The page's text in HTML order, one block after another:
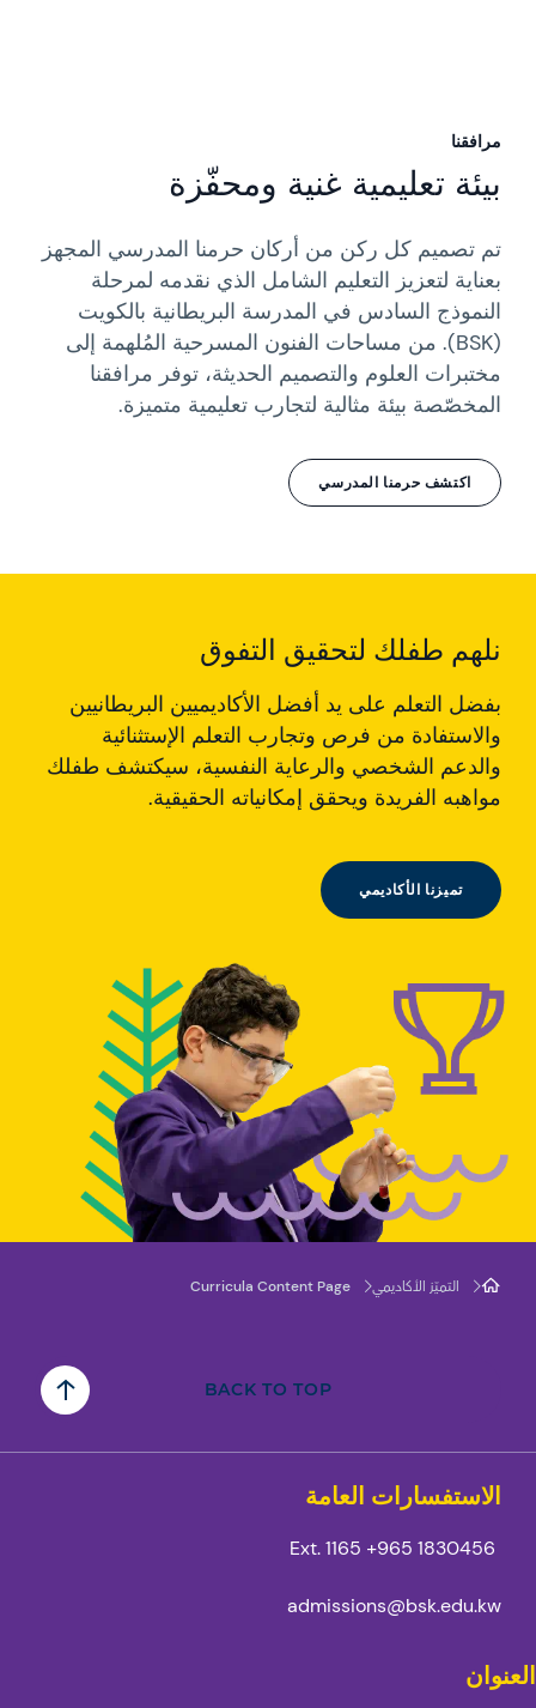
مرافقنا
بيئة تعليمية غنية ومحفّزة
تم تصميم كل ركن من أركان حرمنا المدرسي المجهز
بعناية لتعزيز التعليم الشامل الذي نقدمه لمرحلة
النموذج السادس في المدرسة البريطانية بالكويت
(BSK). من مساحات الفنون المسرحية المُلهمة إلى
مختبرات العلوم والتصميم الحديثة، توفر مرافقنا
المخصّصة بيئة مثالية لتجارب تعليمية متميزة.
اكتشف حرمنا المدرسي
نلهم طفلك لتحقيق التفوق
بفضل التعلم على يد أفضل الأكاديميين البريطانيين
والاستفادة من فرص وتجارب التعلم الإستثنائية
والدعم الشخصي والرعاية النفسية، سيكتشف طفلك
مواهبه الفريدة ويحقق إمكانياته الحقيقية.
تميزنا الأكاديمي
التميّز الأكاديمي Curricula Content Page
BACK TO TOP
الاستفسارات العامة
1830456 965+
admissions@bsk.edu.kw
العنوان